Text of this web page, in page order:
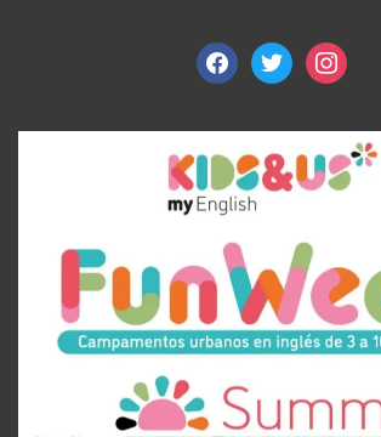
facebooktwitterinstagram